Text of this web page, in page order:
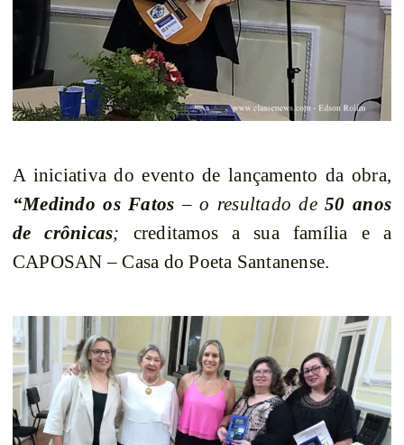
A iniciativa do evento de lançamento da obra,
“Medindo os Fatos – o resultado de50 anos
de crônicas; creditamos a sua família e a
CAPOSAN – Casa do Poeta Santanense.